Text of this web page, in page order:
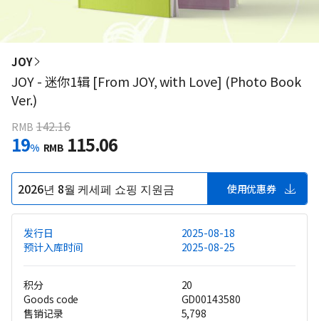
JOY
JOY - 迷你1辑 [From JOY, with Love] (Photo Book
Ver.)
RMB 142.16
19% RMB 115.06
2026년 8월 케세페 쇼핑 지원금 使用优惠券
发行日
2025-08-18
预计入库时间
2025-08-25
积分
20
Goods code
GD00143580
售销记录
5,798